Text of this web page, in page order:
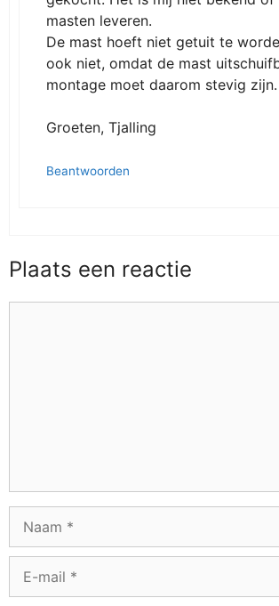
masten leveren.
De mast hoeft niet getuit te
ook niet, omdat de mast
montage moet daarom stevig zijn.
Groeten, Tjalling
Beantwoorden
Plaats een reactie
mail